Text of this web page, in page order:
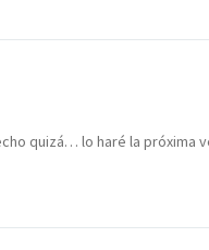
quizá… lo haré la próxima